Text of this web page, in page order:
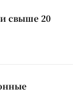
свыше 20